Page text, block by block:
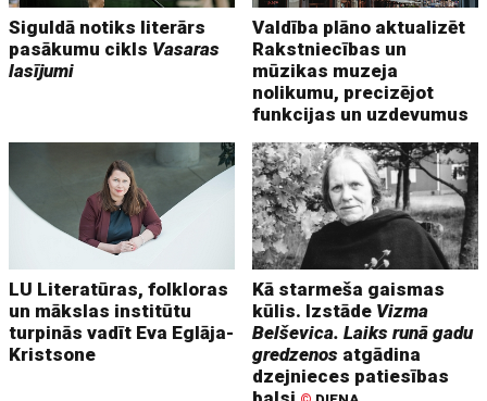
Siguldā notiks literārs
pasākumu cikls Vasaras
lasījumi
Valdība plāno aktualizēt
Rakstniecības un
mūzikas muzeja
nolikumu, precizējot
funkcijas un uzdevumus
LU Literatūras, folkloras
un mākslas institūtu
turpinās vadīt Eva Eglāja-
Kristsone
Kā starmeša gaismas
kūlis. Izstāde Vizma
Belševica. Laiks runā gadu
gredzenos atgādina
dzejnieces patiesības